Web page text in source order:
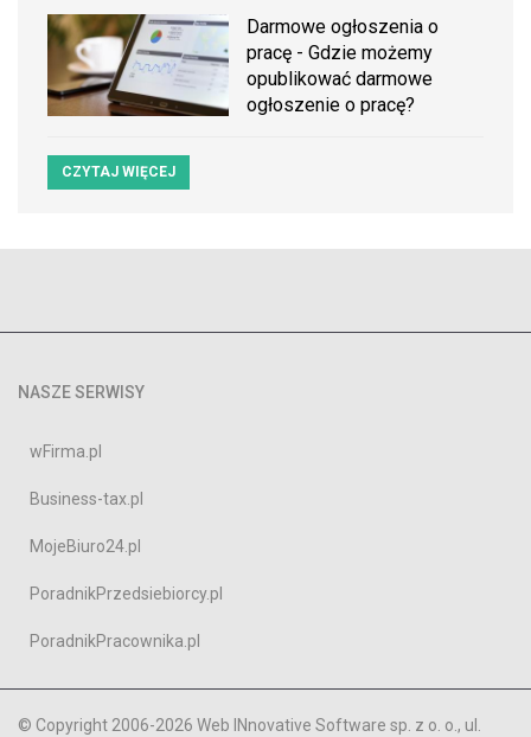
Darmowe ogłoszenia o
pracę - Gdzie możemy
opublikować darmowe
ogłoszenie o pracę?
CZYTAJ WIĘCEJ
NASZE SERWISY
wFirma.pl
Business-tax.pl
MojeBiuro24.pl
PoradnikPrzedsiebiorcy.pl
PoradnikPracownika.pl
© Copyright 2006-2026 Web INnovative Software sp. z o. o., ul.